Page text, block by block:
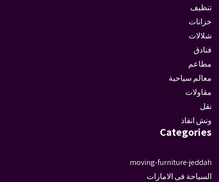
تنظيف
خزانات
شلالات
فنادق
مطاعم
معالم سياحية
مقاولات
نقل
ونش انقاذ
Categories
moving-furniture-jeddah
السياحة فى الامارات